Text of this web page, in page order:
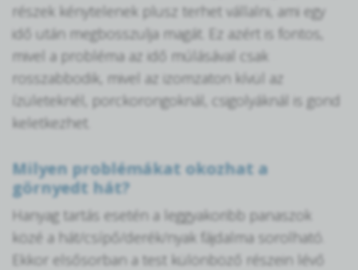
részek kénytelenek plusz terhet vállalni, ami egy
idő után megbosszulja magát. Ez azért is fontos,
mivel a probléma az idő múlásával csak
rosszabbodik, mivel az izomzaton kívül az
ízületeknél, porckorongoknál, csigolyáknál is gond
keletkezhet.
Milyen problémákat okozhat a
görnyedt hát?
Hanyag tartás esetén a leggyakoribb panaszok
közé a hát/csípő/derék/nyak fájdalma sorolható.
Ekkor elsősorban a test különböző részein lévő